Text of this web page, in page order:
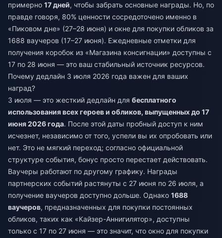
примерно 17 дней, чтобы забрать основные награды. Но, по
правде говоря, 80% ценности сосредоточено именно в
«Пиковом дне» (27–28 июня) и окне для покупки обликов за
1688 ваучеров (17–27 июня). Ежедневные отметки для
получения коробок из «Магазина консигнации» доступны с
17 по 28 июня — это ваш стабильный источник ресурсов.
Почему дедлайн 3 июля 2026 года важен для ваших
наград?
3 июля — это жесткий дедлайн для бесплатного
использования всех героев и обликов, выпущенных до 17
июня 2026 года. После этой даты пробный доступ к ним
исчезнет, независимо от того, успели вы их опробовать или
нет. Это не мягкий переход; согласно официальной
структуре события, бонус просто перестает действовать.
Ваучеры работают по другому графику. Награды
партнерских событий растянуты с 27 июня по 26 июля, а
получение ваучеров доступно дольше. Однако 1688
ваучеров, предназначенных для покупки постоянных
обликов, таких как «Кайзер-Аннигилятор», доступны
только с 17 по 27 июня — это значит, что окно для покупки